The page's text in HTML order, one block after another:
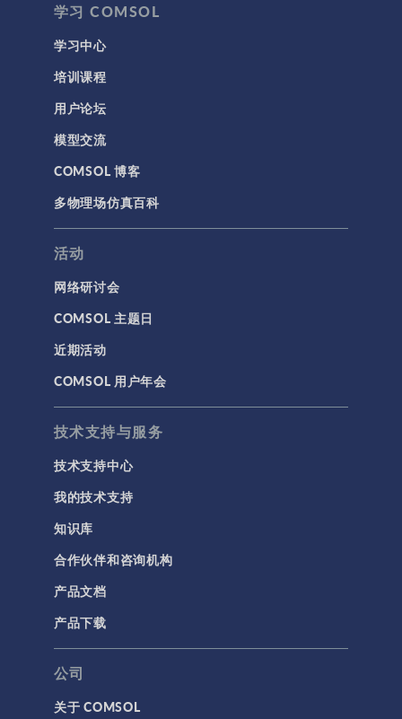
学习 COMSOL
学习中心
培训课程
用户论坛
模型交流
COMSOL 博客
多物理场仿真百科
活动
网络研讨会
COMSOL 主题日
近期活动
COMSOL 用户年会
技术支持与服务
技术支持中心
我的技术支持
知识库
合作伙伴和咨询机构
产品文档
产品下载
公司
关于 COMSOL